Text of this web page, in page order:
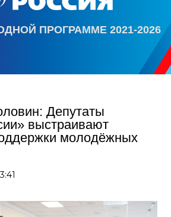
ПРОГРАММЕ 2021-2026
Депутаты
выстраивают
молодёжных